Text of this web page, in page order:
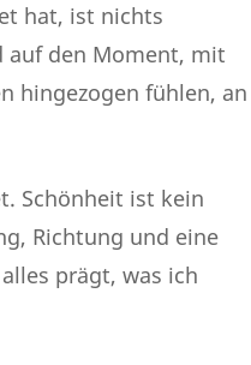
hat, ist nichts
auf den Moment, mit
hingezogen fühlen, an
Schönheit ist kein
Richtung und eine
prägt, was ich